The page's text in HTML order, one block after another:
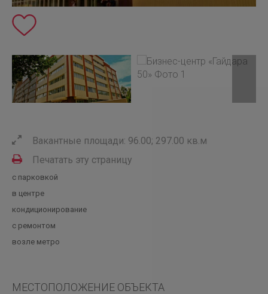
Вакантные площади: 96.00; 297.00 кв.м
Печатать эту страницу
с парковкой
в центре
кондиционирование
с ремонтом
возле метро
МЕСТОПОЛОЖЕНИЕ ОБЪЕКТА